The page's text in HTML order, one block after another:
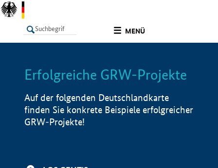
MENÜ
LISTE Info
Erfolgreiche GRW-Projekte
Auf der folgenden Deutschlandkarte
finden Sie konkrete Beispiele erfolgreicher
GRW-Projekte!